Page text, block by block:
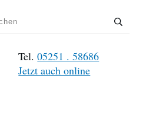
Tel.05251 . 58686
Jetzt auch online